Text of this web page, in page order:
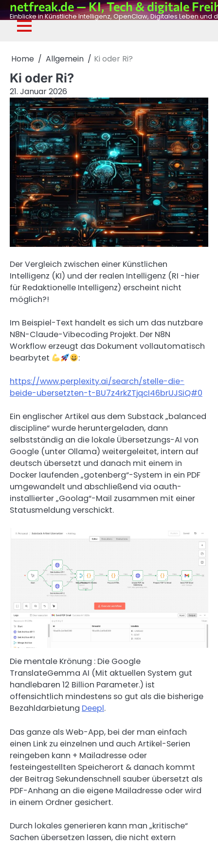
Skip
to
content
netfreak.de — KI, Tech & digitale
Einblicke in Künstliche Intelligenz, OpenClaw, Digitales Leben und
Home Allgemein Ki oder Ri?
Ki oder Ri?
21. Januar 2026
Der Vergleich zwischen einer Künstlichen
Intelligenz (KI) und der realen Intelligenz (RI -hier
für Redaktionelle Intelligenz) erscheint nicht
möglich?!
Im Beispiel-Text handelt es sich um das nutzbare
N8N-Claude-Vibecoding Projekt. Der N8N
Workflow erzeugt das Dokument vollautomatisch
bearbytet
:
https://www.perplexity.ai/search/stelle-die-
beide-ubersetzten-t-BU7z4rkZTjqcI46brUJSiQ#0
Ein englischer Artikel aus dem Substack „balanced
discipline“ wurde heruntergeladen, dann
selbstständig an die lokale Übersetzungs-AI von
Google (unter Ollama) weitergeleitet, intern auf
deutsch übersetzt und danach mit einem in
Docker laufenden „gotenberg“-System in ein PDF
umgewandelt und abschließend via oauth-
installierter „Goolag“-Mail zusammen mit einer
Statusmeldung verschickt.
Die mentale Krönung : Die Google
TranslateGemma AI (Mit aktuellen System gut
handlebaren 12 Billion Parameter.) ist
offensichtlich mindestens so gut als die bisherige
Bezahldarbietung Deepl.
Das ganze als Web-App, bei der man einfach
einen Link zu einzelnen und auch Artikel-Serien
reingeben kann + Mailadresse oder
festeingestellten Speicherort & danach kommt
der Beitrag Sekundenschnell sauber übersetzt als
PDF-Anhang an die eigene Mailadresse oder wird
in einem Ordner gesichert.
Durch lokales generieren kann man „kritische“
Sachen übersetzen lassen, die nicht extern